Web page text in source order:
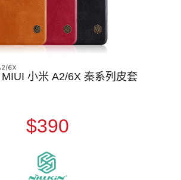
小米 A2/6X 秦系列皮套
$390